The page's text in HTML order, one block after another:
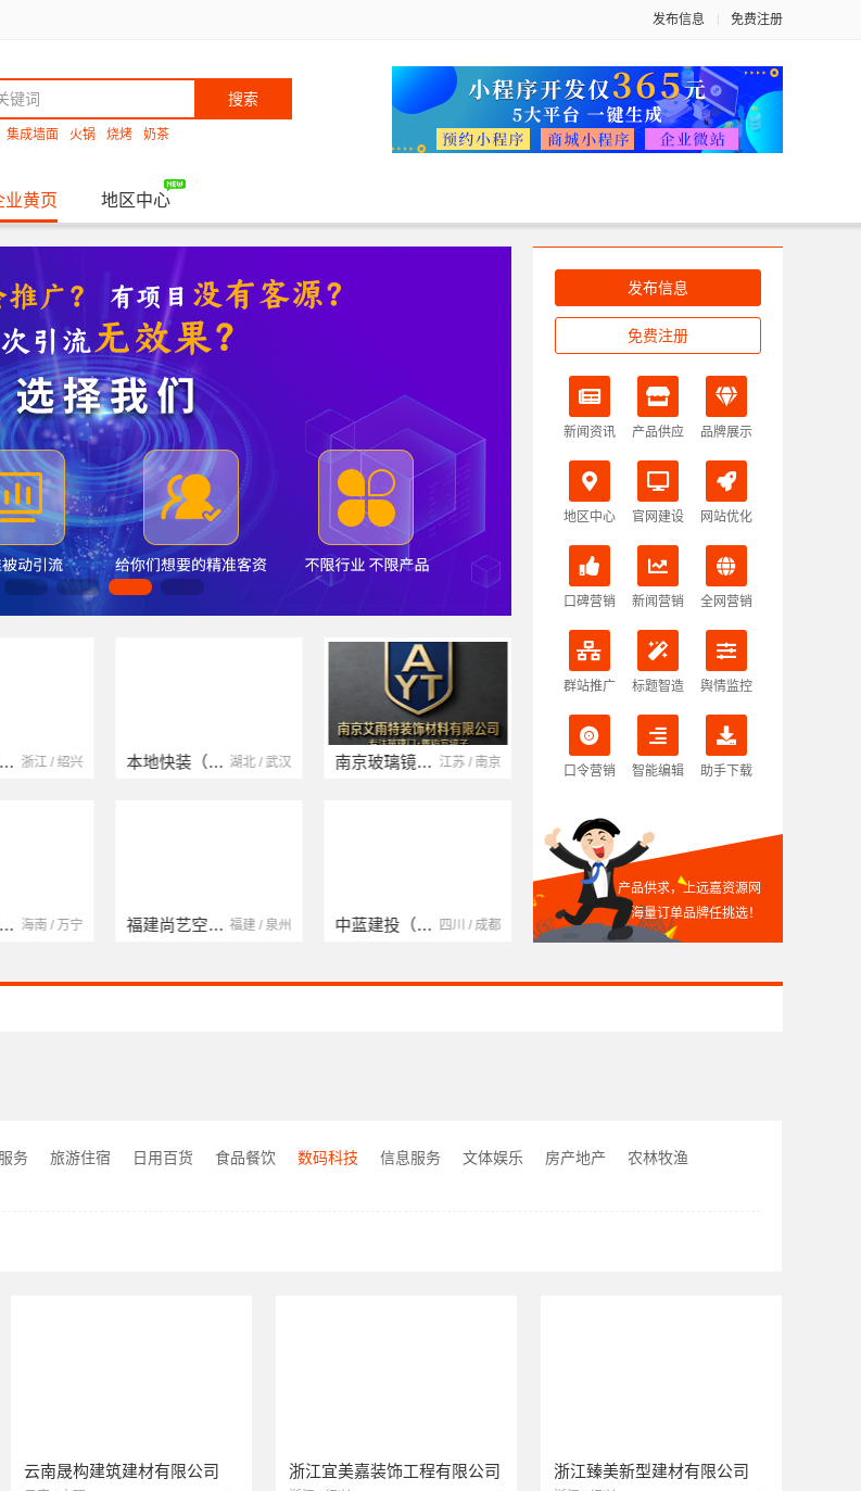
发布信息 免费注册
搜索
集成墙面 火锅 烧烤 奶茶
业黄页 地区中心
本地快装（湖北）科技有限公司 湖北 / 武汉
福建尚艺空间新材料科技有限公司 福建 / 泉州
南京玻璃镜子加工厂 江苏 / 南京
中蓝建投（北京）建设有限公司四川第一分公司 四川 / 成都
湖北省腾冠畅实业贸易有限公司 湖北 / 武汉
湖南自由家装饰工程有限公司 湖南 / 湘潭
发布信息
免费注册
新闻资讯 产品供应 品牌展示
地区中心 官网建设 网站优化
口碑营销 新闻营销 全网营销
群站推广 标题智造 舆情监控
口令营销 智能编辑 助手下载
产品供求，上远嘉资源网
海量订单品牌任挑选！
务 旅游住宿 日用百货 食品餐饮 数码科技 信息服务 文体娱乐 房产地产
农林牧渔
云南晟构建筑建材有限公司 浙江宜美嘉装饰工程有限公司 浙江臻美新型建材有限公司